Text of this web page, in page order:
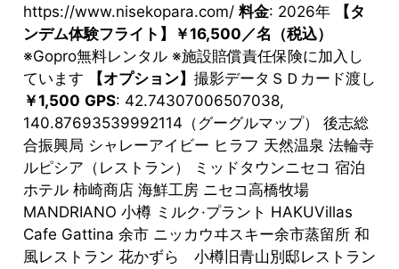
https://www.nisekopara.com/ 料金: 2026年
【タ
ンデム体験フライト】￥16,500／名（税込）
※Gopro無料レンタル ※施設賠償責任保険に加入し
ています
【オプション】 撮影データＳＤカード渡し
￥1,500 GPS: 42.74307006507038,
140.87693539992114（グーグルマップ） 後志総
合振興局 シャレーアイビー ヒラフ 天然温泉 法輪寺
ルピシア（レストラン） ミッドタウンニセコ 宿泊
ホテル 柿崎商店 海鮮工房 ニセコ高橋牧場
MANDRIANO 小樽 ミルク·プラント HAKUVillas
Cafe Gattina 余市 ニッカウヰスキー余市蒸留所 和
風レストラン 花かずら 小樽旧青山別邸レストラン